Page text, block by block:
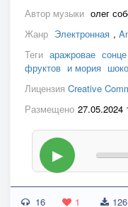
Автор музыки олег
Жанр Электронная ,
Теги аражровае сонце
фруктов и мория
Лицензия Creative
Размещено 27.05.2024
▶
16 1 126